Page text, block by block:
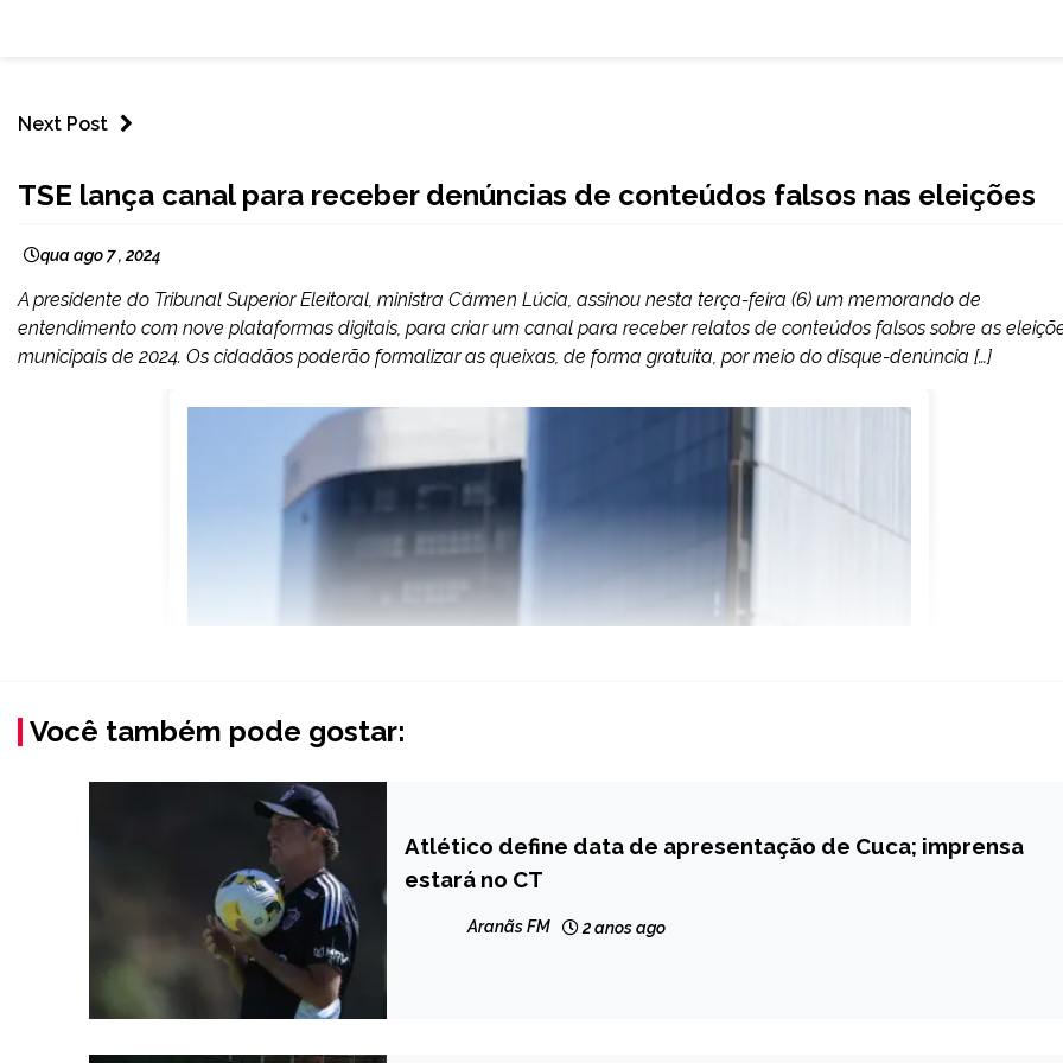
Next Post
TSE lança canal para receber denúncias de conteúdos falsos nas eleições
qua ago 7 , 2024
A presidente do Tribunal Superior Eleitoral, ministra Cármen Lúcia, assinou nesta terça-feira (6) um memorando de
entendimento com nove plataformas digitais, para criar um canal para receber relatos de conteúdos falsos sobre as
municipais de 2024. Os cidadãos poderão formalizar as queixas, de forma gratuita, por meio do disque-denúncia […]
Você também pode gostar:
ESPORTES
Atlético define data de apresentação de Cuca; imprensa
estará no CT
Aranãs FM 2 anos ago